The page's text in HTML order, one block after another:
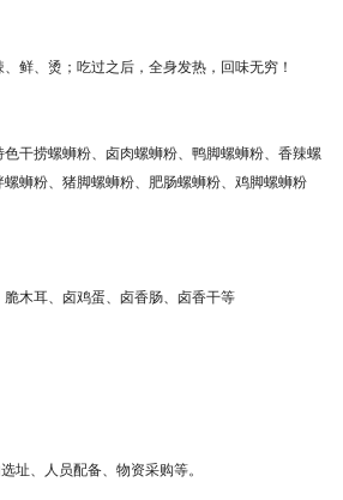
鲜、烫；吃过之后，全身发热，回味无穷！
色干捞螺蛳粉 卤肉螺蛳粉 鸭脚螺蛳粉
香辣螺
螺蛳粉 猪脚螺蛳粉 肥肠螺蛳粉
鸡脚螺蛳粉
脆木耳 卤鸡蛋 卤香肠 卤香干等
址、人员配备、物资采购等。